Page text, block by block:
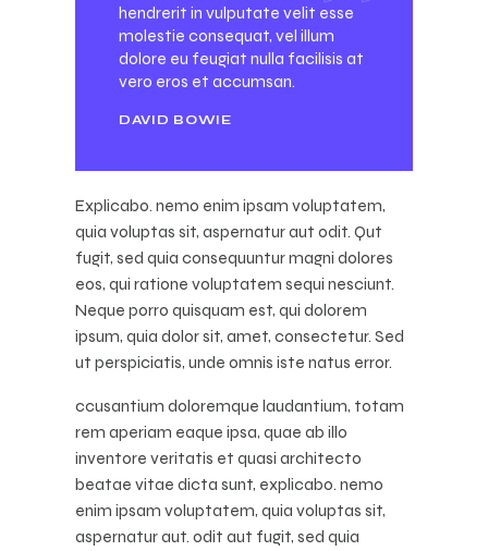
hendrerit in vulputate velit esse
molestie consequat, vel illum
dolore eu feugiat nulla facilisis at
vero eros et accumsan.
DAVID BOWIE
Explicabo. nemo enim ipsam voluptatem,
quia voluptas sit, aspernatur aut odit. Qut
fugit, sed quia consequuntur magni dolores
eos, qui ratione voluptatem sequi nesciunt.
Neque porro quisquam est, qui dolorem
ipsum, quia dolor sit, amet, consectetur. Sed
ut perspiciatis, unde omnis iste natus error.
ccusantium doloremque laudantium, totam
rem aperiam eaque ipsa, quae ab illo
inventore veritatis et quasi architecto
beatae vitae dicta sunt, explicabo. nemo
enim ipsam voluptatem, quia voluptas sit,
aspernatur aut. odit aut fugit, sed quia